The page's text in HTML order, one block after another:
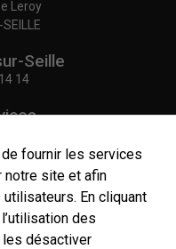
Leroy
Seille
14
48fournir les services
site et afin
utilisateurs. En cliquant
des
les désactiver